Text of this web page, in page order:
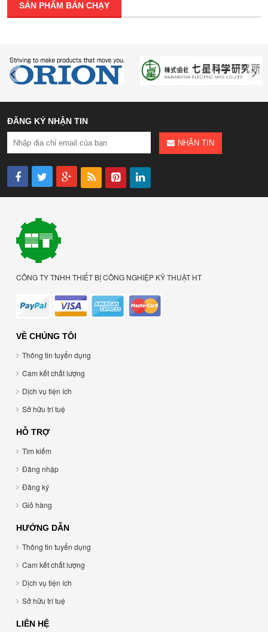
SẢN PHẨM BÁN CHẠY
ĐĂNG KÝ NHẬN TIN
NHẬN TIN
CÔNG TY TNHH THIẾT BỊ CÔNG NGHIỆP KỸ THUẬT HT
VỀ CHÚNG TÔI
Thông tin tuyển dụng
Cam kết chất lượng
Dịch vụ tiện ích
Sở hữu trí tuệ
HỖ TRỢ
Tìm kiếm
Đăng nhập
Đăng ký
Giỏ hàng
HƯỚNG DẪN
Thông tin tuyển dụng
Cam kết chất lượng
Dịch vụ tiện ích
Sở hữu trí tuệ
LIÊN HỆ